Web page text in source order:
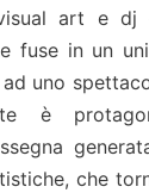
art e dj
fuse in un
uno
è
che